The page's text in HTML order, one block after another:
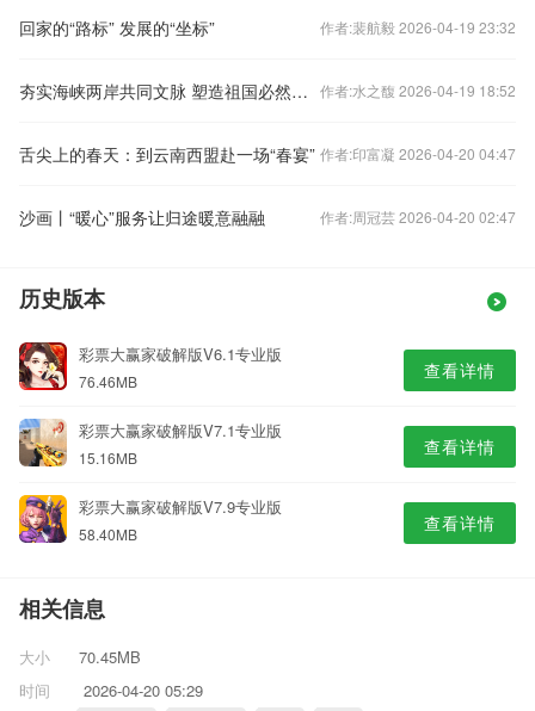
回家的“路标” 发展的“坐标” 作者:裴航毅 2026-04-19 23:32
夯实海峡两岸共同文脉 塑造祖国必然统一大势——写在第二届海峡两岸中华文化峰会开幕之际 作者:水之馥 2026-04-19 18:52
舌尖上的春天：到云南西盟赴一场“春宴” 作者:印富凝 2026-04-20 04:47
沙画丨“暖心”服务让归途暖意融融 作者:周冠芸 2026-04-20 02:47
历史版本
彩票大赢家破解版V6.1专业版
76.46MB 查看详情
彩票大赢家破解版V7.1专业版
15.16MB 查看详情
彩票大赢家破解版V7.9专业版
58.40MB 查看详情
相关信息
大小
70.45MB
时间
2026-04-20 05:29